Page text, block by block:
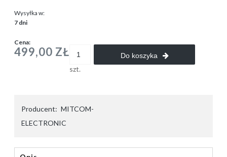
Wysyłka w:
7 dni
Cena:
499,00 ZŁ
szt.
Do koszyka
Producent: MITCOM-
ELECTRONIC